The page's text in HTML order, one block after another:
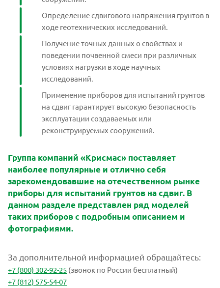
Определение сдвигового напряжения грунтов в
ходе геотехнических исследований.
Получение точных данных о свойствах и
поведении почвенной смеси при различных
условиях нагрузки в ходе научных
исследований.
Применение приборов для испытаний грунтов
на сдвиг гарантирует высокую безопасность
эксплуатации создаваемых или
реконструируемых сооружений.
Группа компаний «Крисмас» поставляет
наиболее популярные и отлично себя
зарекомендовавшие на отечественном рынке
приборы для испытаний грунтов на сдвиг. В
данном разделе представлен ряд моделей
таких приборов с подробным описанием и
фотографиями.
За дополнительной информацией обращайтесь:
+7 (800) 302-92-25 (звонок по России бесплатный)
+7 (812) 575-54-07